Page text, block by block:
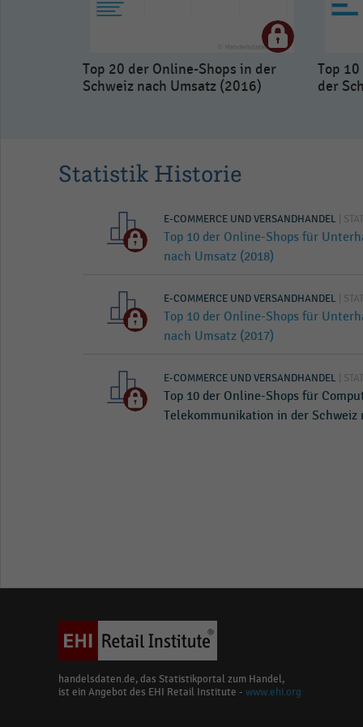
Top 20 der Online-Shops in der
Schweiz nach Umsatz (2016)
Top
der
Statistik Historie
E-COMMERCE UND VERSANDHANDEL |
Top 10 der Online-Shops für
nach Umsatz (2018)
E-COMMERCE UND VERSANDHANDEL |
Top 10 der Online-Shops für
nach Umsatz (2017)
E-COMMERCE UND VERSANDHANDEL |
Top 10 der Online-Shops für
Telekommunikation in der Schweiz
handelsdaten.de, das Statistikportal zum Handel,
ist ein Angebot des EHI Retail Institute - www.ehi.org